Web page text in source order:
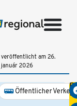
veröffentlicht am 26.
január 2026
Öffentlicher Verkehr